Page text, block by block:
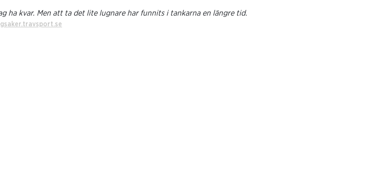
ha kvar. Men att ta det lite lugnare har funnits i tankarna en längre tid.